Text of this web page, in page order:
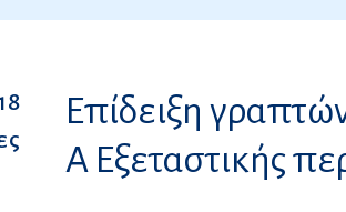
Επίδειξη
Α Εξεταστικής